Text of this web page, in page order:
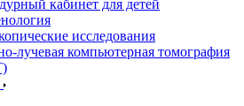
кабинет для детей
исследования
лучевая компьютерная томография